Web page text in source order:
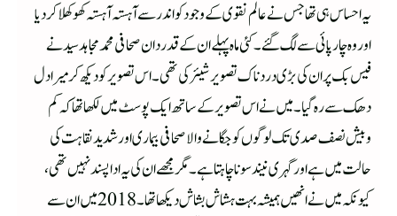
یہ احساس ہی تھا جس نے عالم نقوی کے وجود کواندر سے آہستہ آہستہ کھوکھلا کردیا
اوروہ چارپائی سے لگ گئے۔ کئی ماہ پہلے ان کے قدردان صحافی محمد مجاہد سید نے
فیس بک پر ان کی بڑی دردناک تصویر شیئر کی تھی۔ اس تصویر کو دیکھ کر میرا دل
دھک سے رہ گیا۔میں نے اس تصویر کے ساتھ ایک پوسٹ میں لکھا تھا کہ کم
وبیش نصف صدی تک لوگوں کو جگانے والا صحافی بیماری اور شدید نقاہت کی
حالت میں ہے اور گہری نیند سونا چاہتا ہے۔ مگرمجھے ان کی یہ اداپسند نہیں تھی،
کیونکہ میں نے انھیں ہمیشہ بہت ہشاش بشاش دیکھا تھا۔ 2018 میں ان سے